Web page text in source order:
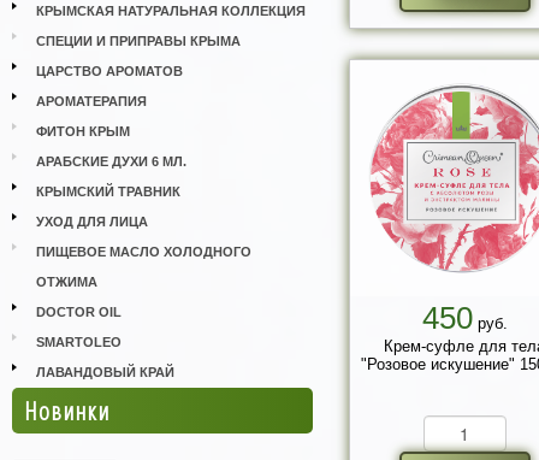
КРЫМСКАЯ НАТУРАЛЬНАЯ КОЛЛЕКЦИЯ
СПЕЦИИ И ПРИПРАВЫ КРЫМА
ЦАРСТВО АРОМАТОВ
АРОМАТЕРАПИЯ
ФИТОН КРЫМ
АРАБСКИЕ ДУХИ 6 МЛ.
КРЫМСКИЙ ТРАВНИК
УХОД ДЛЯ ЛИЦА
ПИЩЕВОЕ МАСЛО ХОЛОДНОГО
ОТЖИМА
DOCTOR OIL
SMARTOLEO
ЛАВАНДОВЫЙ КРАЙ
Новинки
450руб.
Крем-суфле для
"Розовое искушение"